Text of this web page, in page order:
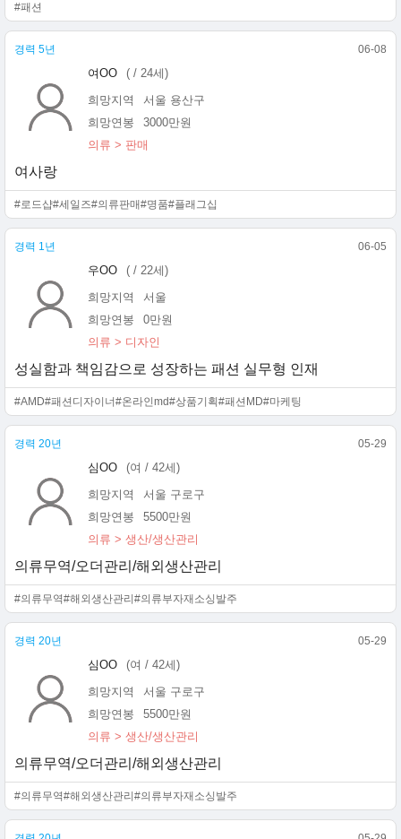
#패션
경력 5년 06-08
여OO
( / 24세)
희망지역
서울 용산구
희망연봉
3000만원
의류 > 판매
여사랑
#로드샵#세일즈#의류판매#명품#플래그십
경력 1년 06-05
우OO
( / 22세)
희망지역
서울
희망연봉
0만원
의류 > 디자인
성실함과 책임감으로 성장하는 패션 실무형 인재
#AMD#패션디자이너#온라인md#상품기획 #패션MD#마케팅
경력 20년 05-29
심OO
(여 / 42세)
희망지역
서울 구로구
희망연봉
5500만원
의류 > 생산/생산관리
의류무역/오더관리/해외생산관리
#의류무역#해외생산관리 #의류부자재소싱발주
경력 20년 05-29
심OO
(여 / 42세)
희망지역
서울 구로구
희망연봉
5500만원
의류 > 생산/생산관리
의류무역/오더관리/해외생산관리
#의류무역#해외생산관리 #의류부자재소싱발주